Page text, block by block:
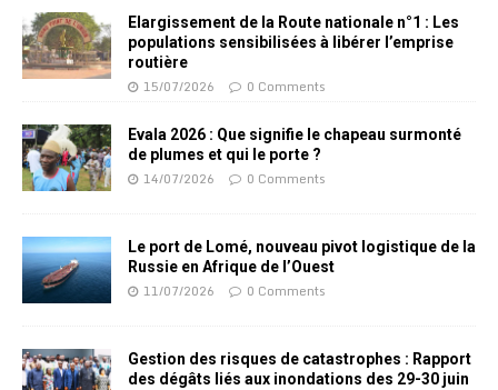
Elargissement de la Route nationale n°1 : Les
populations sensibilisées à libérer l’emprise
routière
15/07/2026 0 Comments
Evala 2026 : Que signifie le chapeau surmonté
de plumes et qui le porte ?
14/07/2026 0 Comments
Le port de Lomé, nouveau pivot logistique de la
Russie en Afrique de l’Ouest
11/07/2026 0 Comments
Gestion des risques de catastrophes : Rapport
des dégâts liés aux inondations des 29-30 juin